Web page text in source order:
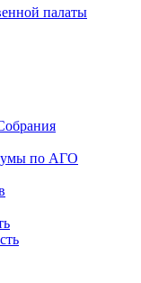
палаты
по АГО